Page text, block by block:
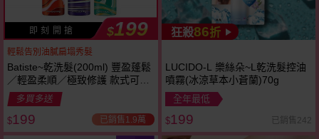
即 刻 開 搶 $199
輕鬆告別油膩扁塌秀髮
Batiste~乾洗髮(200ml) 豐盈蓬鬆
／輕盈柔順／極致修護 款式可選
雙效款
多買多送
$199 已銷售1.9萬
狂殺86折
LUCIDO-L 樂絲朵~L乾洗髮控油
噴霧(冰涼草本小蒼蘭)70g
全年最低
$199 已銷售242